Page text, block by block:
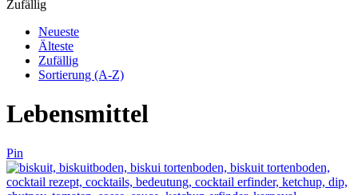
Zufällig
Neueste
Älteste
Zufällig
Sortierung (A-Z)
Lebensmittel
Pin